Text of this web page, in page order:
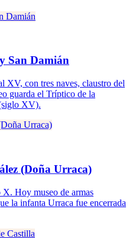
San Damián
XV, con tres naves, claustro del
guarda el Tríptico de la
XV).
(Doña Urraca)
Hoy museo de armas
la infanta Urraca fue encerrada